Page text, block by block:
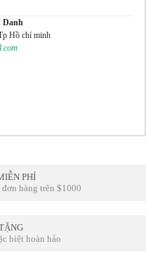
Danh
Hồ chí minh
PHÍ
hàng trên $1000
biệt hoàn hảo